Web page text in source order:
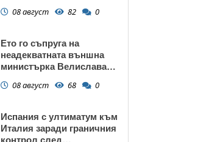
крадецът вика дръжте
08 август 82 0
Ето го съпруга на
неадекватната външна
министърка Велислава
08 август 68 0
Испания с ултиматум към
Италия заради граничния
контрол след